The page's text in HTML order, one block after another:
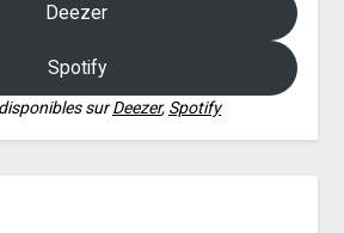
Deezer
Spotify
surDeezer, Spotify